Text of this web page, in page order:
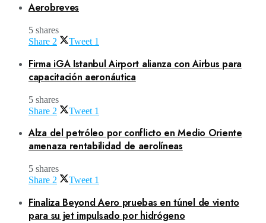
Aerobreves
5 shares
Share 2 Tweet 1
Firma iGA Istanbul Airport alianza con Airbus para
capacitación aeronáutica
5 shares
Share 2 Tweet 1
Alza del petróleo por conflicto en Medio Oriente
amenaza rentabilidad de aerolíneas
5 shares
Share 2 Tweet 1
Finaliza Beyond Aero pruebas en túnel de viento
para su jet impulsado por hidrógeno